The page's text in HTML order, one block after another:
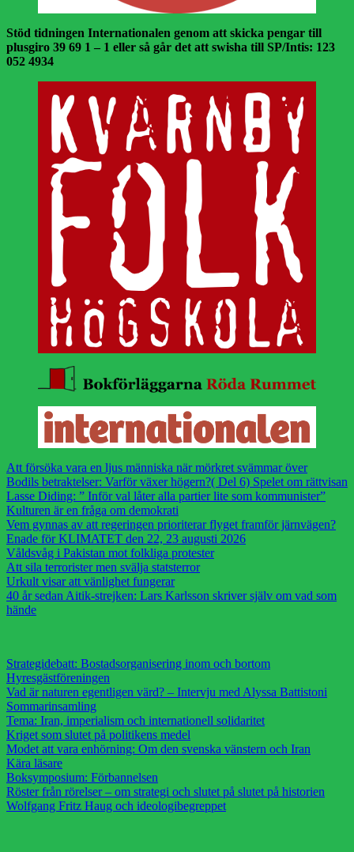
Stöd tidningen Internationalen genom att skicka pengar till
plusgiro 39 69 1 – 1 eller så går det att swisha till SP/Intis: 123
052 4934
Att försöka vara en ljus människa när mörkret svämmar över
Bodils betraktelser: Varför växer högern?( Del 6) Spelet om rättvisan
Lasse Diding: ” Inför val låter alla partier lite som kommunister”
Kulturen är en fråga om demokrati
Vem gynnas av att regeringen prioriterar flyget framför järnvägen?
Enade för KLIMATET den 22, 23 augusti 2026
Våldsvåg i Pakistan mot folkliga protester
Att sila terrorister men svälja statsterror
Urkult visar att vänlighet fungerar
40 år sedan Aitik-strejken: Lars Karlsson skriver själv om vad som
hände
Strategidebatt: Bostadsorganisering inom och bortom
Hyresgästföreningen
Vad är naturen egentligen värd? – Intervju med Alyssa Battistoni
Sommarinsamling
Tema: Iran, imperialism och internationell solidaritet
Kriget som slutet på politikens medel
Modet att vara enhörning: Om den svenska vänstern och Iran
Kära läsare
Boksymposium: Förbannelsen
Röster från rörelser – om strategi och slutet på slutet på historien
Wolfgang Fritz Haug och ideologibegreppet